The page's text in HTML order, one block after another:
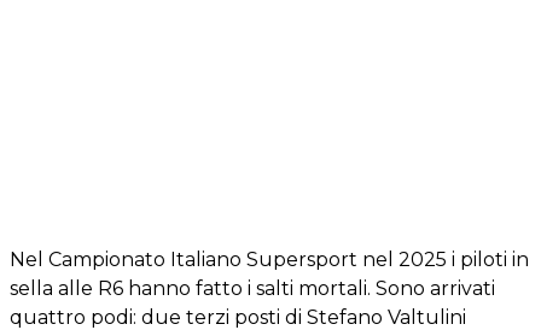
Nel Campionato Italiano Supersport nel 2025 i piloti in
sella alle R6 hanno fatto i salti mortali. Sono arrivati
quattro podi: due terzi posti di Stefano Valtulini